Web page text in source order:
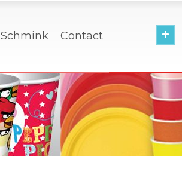
Schmink Contact